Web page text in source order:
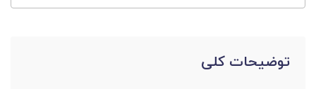
توضیحات کلی